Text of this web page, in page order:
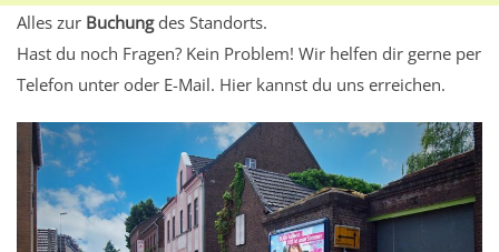
Alles zur Buchungdes Standorts.
Hast du noch Fragen? Kein Problem! Wir helfen dir gerne per
Telefon unter oder E-Mail. Hier kannst du uns erreichen.